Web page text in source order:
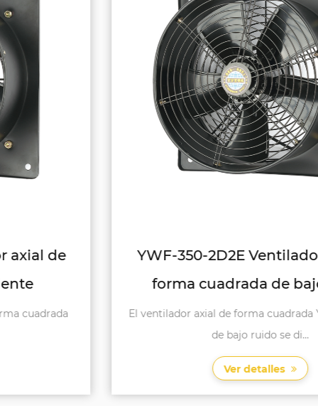
YWF-350-2D2E Ventilador axial de
forma cuadrada de bajo ruido
El ventilador axial de forma cuadrada YWF-350-2D2E